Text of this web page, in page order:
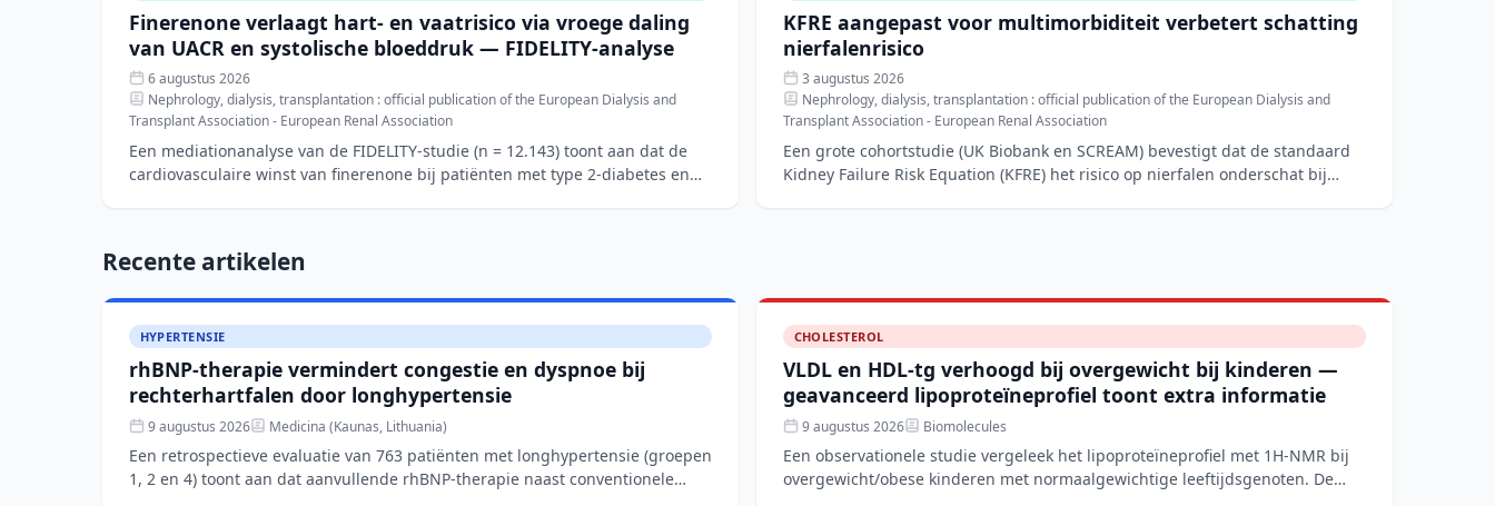
Finerenone verlaagt hart- en vaatrisico via vroege daling
van UACR en systolische bloeddruk — FIDELITY-analyse
6 augustus 2026
Nephrology, dialysis, transplantation : official publication of the European Dialysis and
Transplant Association - European Renal Association
Een mediationanalyse van de FIDELITY-studie (n = 12.143) toont aan dat de
cardiovasculaire winst van finerenone bij patiënten met type 2-diabetes en
KFRE aangepast voor multimorbiditeit verbetert schatting
nierfalenrisico
3 augustus 2026
Nephrology, dialysis, transplantation : official publication of the European Dialysis and
Transplant Association - European Renal Association
Een grote cohortstudie (UK Biobank en SCREAM) bevestigt dat de standaard
Kidney Failure Risk Equation (KFRE) het risico op nierfalen onderschat bij
Recente artikelen
HYPERTENSIE
rhBNP-therapie vermindert congestie en dyspnoe bij
rechterhartfalen door longhypertensie
9 augustus 2026 Medicina (Kaunas, Lithuania)
Een retrospectieve evaluatie van 763 patiënten met longhypertensie (groepen
1, 2 en 4) toont aan dat aanvullende rhBNP-therapie naast conventionele
CHOLESTEROL
VLDL en HDL-tg verhoogd bij overgewicht bij kinderen —
geavanceerd lipoproteïneprofiel toont extra informatie
9 augustus 2026 Biomolecules
Een observationele studie vergeleek het lipoproteïneprofiel met 1H-NMR bij
overgewicht/obese kinderen met normaalgewichtige leeftijdsgenoten. De